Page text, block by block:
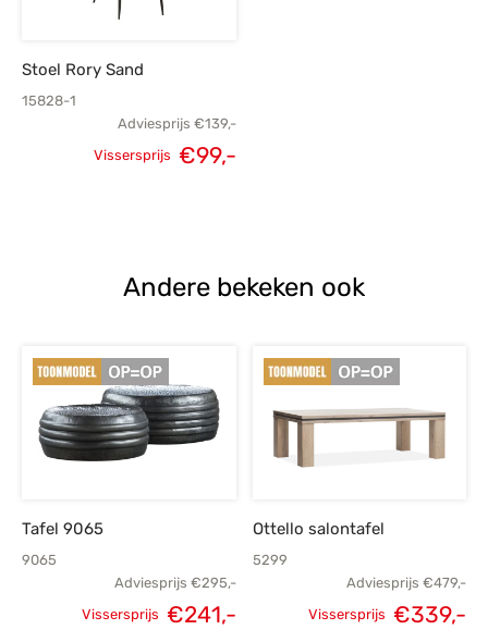
Stoel Rory Sand
15828-1
Adviesprijs €139,-
Vissersprijs €99,-
Andere bekeken ook
Tafel 9065
9065
Adviesprijs €295,-
Vissersprijs €241,-
Ottello salontafel
5299
Adviesprijs €479,-
Vissersprijs €339,-